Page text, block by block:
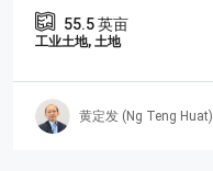
55.5英亩
工业土地, 土地
黄定发 (Ng Teng Huat)